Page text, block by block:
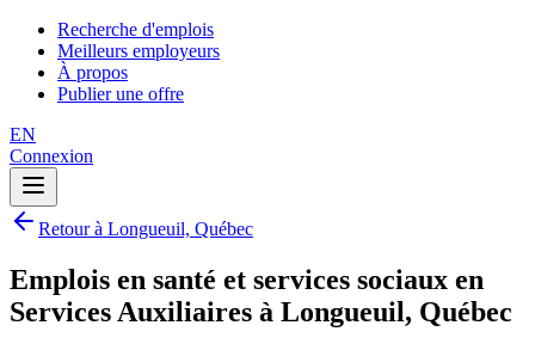
Recherche d'emplois
Meilleurs employeurs
À propos
Publier une offre
EN
Connexion
Retour à Longueuil, Québec
Emplois en santé et services sociaux en
Services Auxiliaires à Longueuil, Québec